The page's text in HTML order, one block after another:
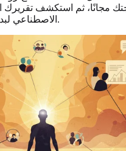
مجانًا، ثم استكشف تقريرك
الاصطناعي لبدء رحلتك ما وراء الرقم.